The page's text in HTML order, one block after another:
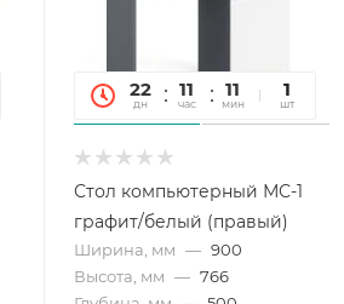
22
дн
11
час
11
мин
45
сек
1
шт
Стол компьютерный МС-1
графит/белый (правый)
Ширина, мм — 900
Высота, мм — 766